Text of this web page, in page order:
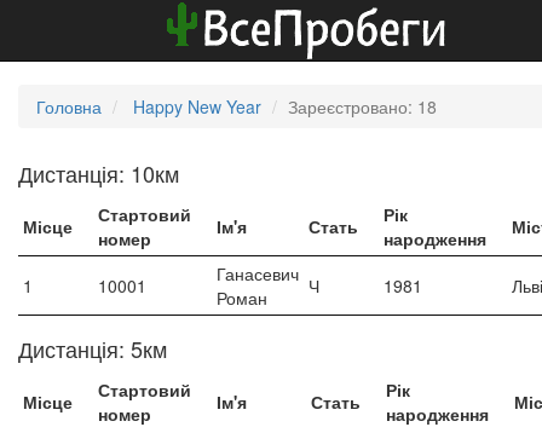
Головна Happy New Year Зареєстровано: 18
Дистанція: 10км
Місце
Стартовий
номер
Ім'я Стать
Рік
народження
1 10001
Ганасевич
Роман
Ч 1981
Дистанція: 5км
Місце
Стартовий
номер
Ім'я Стать
Рік
народження